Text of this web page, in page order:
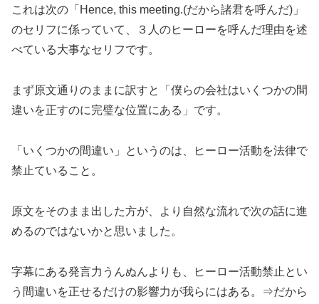
これは次の「Hence, this meeting.(だから諸君を呼んだ)」
のセリフに係っていて、３人のヒーローを呼んだ理由を述
べている大事なセリフです。
まず原文通りのままに訳すと「僕らの会社はいくつかの間
違いを正すのに完璧な位置にある」です。
「いくつかの間違い」というのは、ヒーロー活動を法律で
禁止ていること。
原文をそのまま出した方が、より自然な流れで次の話に進
めるのではないかと思いました。
字幕にある発言力うんぬんよりも、ヒーロー活動禁止とい
う間違いを正せるだけの影響力が我らにはある。⇒だから